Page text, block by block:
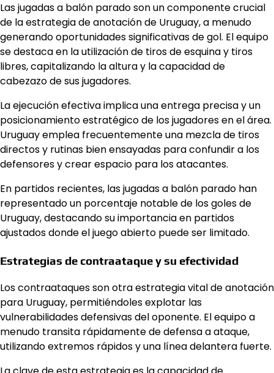
Las jugadas a balón parado son un componente crucial
de la estrategia de anotación de Uruguay, a menudo
generando oportunidades significativas de gol. El equipo
se destaca en la utilización de tiros de esquina y tiros
libres, capitalizando la altura y la capacidad de
cabezazo de sus jugadores.
La ejecución efectiva implica una entrega precisa y un
posicionamiento estratégico de los jugadores en el área.
Uruguay emplea frecuentemente una mezcla de tiros
directos y rutinas bien ensayadas para confundir a los
defensores y crear espacio para los atacantes.
En partidos recientes, las jugadas a balón parado han
representado un porcentaje notable de los goles de
Uruguay, destacando su importancia en partidos
ajustados donde el juego abierto puede ser limitado.
Estrategias de contraataque y su efectividad
Los contraataques son otra estrategia vital de anotación
para Uruguay, permitiéndoles explotar las
vulnerabilidades defensivas del oponente. El equipo a
menudo transita rápidamente de defensa a ataque,
utilizando extremos rápidos y una línea delantera fuerte.